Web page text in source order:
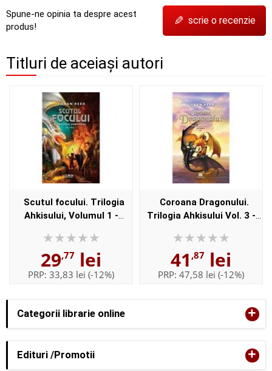
Categorii librarie online +
Edituri /Promotii +
Spune-ne opinia ta despre acest
produs!
✎ scrie o recenzie
Titluri de aceiași autori
Scutul focului. Trilogia
Ahkisului, Volumul 1 -
29,77 lei
PRP: 33,83 lei (-12%)
Coroana Dragonului.
Trilogia Ahkisului Vol. 3 -
41 ,87 lei
PRP: 47,58 lei (-12%)